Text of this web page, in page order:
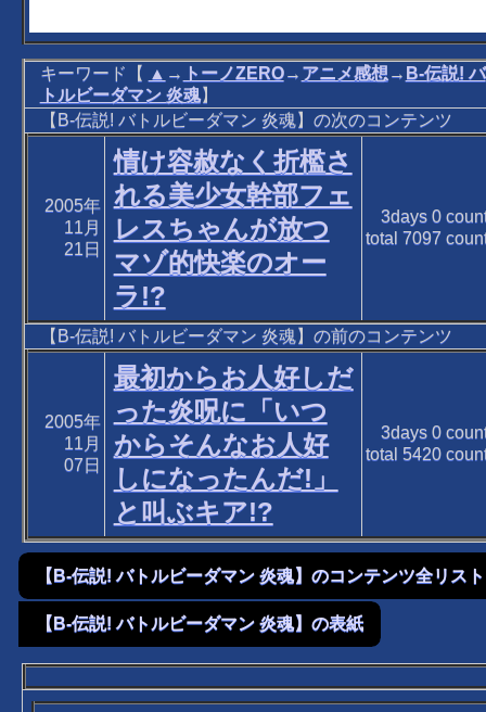
キーワード【 ▲ → トーノZERO→ アニメ感想 → B-伝説! バ
トルビーダマン 炎魂】
【B-伝説! バトルビーダマン 炎魂】の次のコンテンツ
2005年
11月
21日
情け容赦なく折檻さ
れる美少女幹部フェ
レスちゃんが放つ
マゾ的快楽のオー
ラ!?
3days 0
total 7097
【B-伝説! バトルビーダマン 炎魂】の前のコンテンツ
2005年
11月
07日
最初からお人好しだ
った炎呪に「いつ
からそんなお人好
しになったんだ!」
と叫ぶキア!?
3days 0
total 5420
【B-伝説! バトルビーダマン 炎魂】のコンテンツ全リスト
【B-伝説! バトルビーダマン 炎魂】の表紙